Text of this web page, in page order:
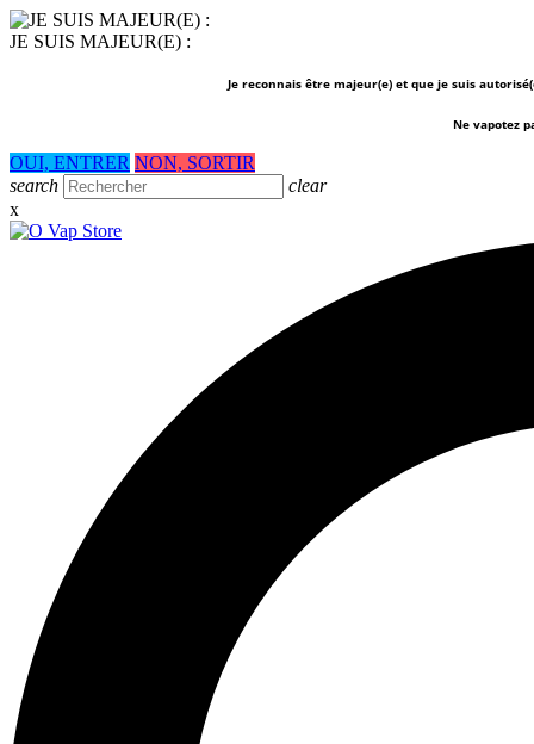
JE SUIS MAJEUR(E) :
Je reconnais être majeur(e) et que je suis
Ne vapotez
OUI, ENTRER NON, SORTIR
search
clear
x